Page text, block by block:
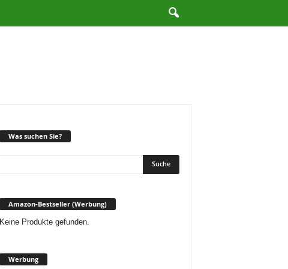
Was suchen Sie?
Amazon-Bestseller (Werbung)
Keine Produkte gefunden.
Werbung